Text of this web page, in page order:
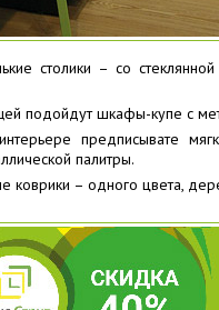
столики – со
подойдут шкафы-купе с
предписывате
палитры.
коврики – одного цвета,